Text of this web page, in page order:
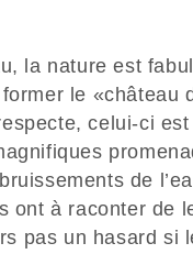
la nature est
le «château
celui-ci
de
ont à raconter de
pas un hasard si